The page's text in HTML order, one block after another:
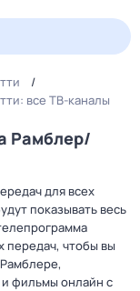
все ТВ-каналы
Рамблер/
для всех
показывать весь
передач, чтобы вы
фильмы онлайн с